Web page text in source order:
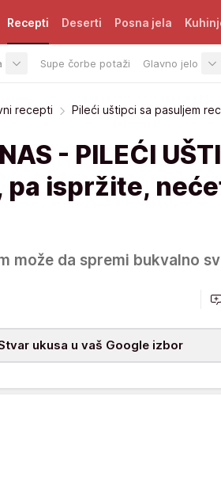
Recepti
Supe čorbe potaži Glavno jelo
Deserti Posna jela
recepti Pileći uštipci sa pasuljem
- PILEĆI
pa ispržite,
može da spremi bukvalno
ukusa u vaš Google izbor